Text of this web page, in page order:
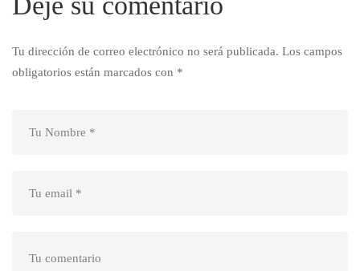
Tu dirección de correo electrónico no será publicada. Los campos
obligatorios están marcados con *